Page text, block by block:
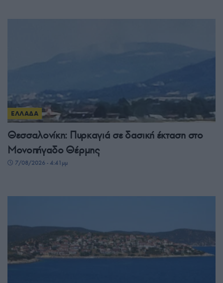
ΕΛΛΑΔΑ
Θεσσαλονίκη: Πυρκαγιά σε δασική έκταση στο
Μονοπήγαδο Θέρμης
7/08/2026 - 4:41μμ